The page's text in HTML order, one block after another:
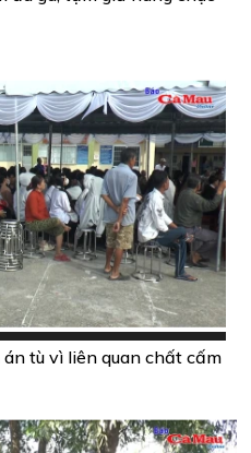
tù vì liên quan chất cấm